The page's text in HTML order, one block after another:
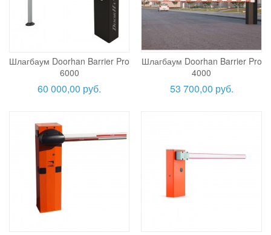
Шлагбаум Doorhan Barrier Pro
6000
60 000,00 руб.
Шлагбаум Doorhan Barrier Pro
4000
53 700,00 руб.